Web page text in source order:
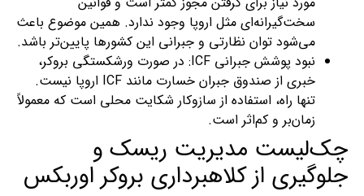
سخت‌گیرانه‌ای مثل اروپا وجود ندارد. همین موضوع باعث
می‌شود توان نظارتی و جبرانی این کشورها پایین‌تر باشد.
نبود پوشش جبرانی ICF: در صورت ورشکستگی بروکر،
خبری از صندوق جبران خسارت مانند ICF اروپا نیست.
تنها راه، استفاده از سازوکار شکایت محلی است که معمولاً
زمان‌بر و کم‌اثر است.
چک‌لیست مدیریت ریسک و
جلوگیری از کلاهبرداری بروکر اوربکس